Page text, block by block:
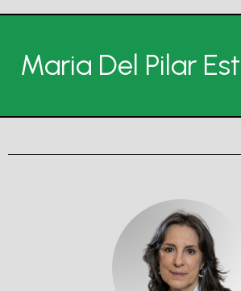
Maria Del Pilar